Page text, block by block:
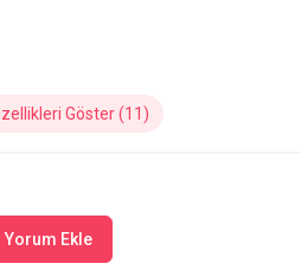
Göster (11)
Yorum Ekle